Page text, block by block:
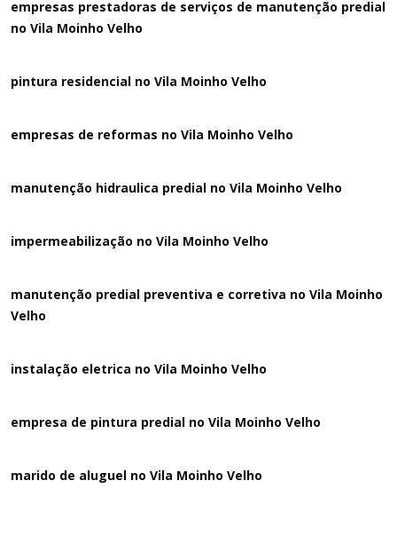
empresas prestadoras de serviços de manutenção predial
no Vila Moinho Velho
pintura residencial no Vila Moinho Velho
empresas de reformas no Vila Moinho Velho
manutenção hidraulica predial no Vila Moinho Velho
impermeabilização no Vila Moinho Velho
manutenção predial preventiva e corretiva no Vila Moinho
Velho
instalação eletrica no Vila Moinho Velho
empresa de pintura predial no Vila Moinho Velho
marido de aluguel no Vila Moinho Velho